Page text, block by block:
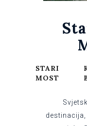
STARI
MOST